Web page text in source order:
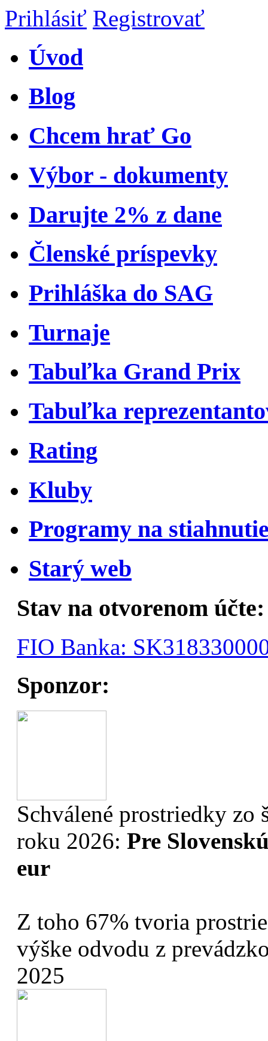
Prihlásiť Registrovať
Úvod
Blog
Chcem hrať Go
Výbor - dokumenty
Darujte 2% z dane
Členské príspevky
Prihláška do SAG
Turnaje
Tabuľka Grand Prix
Tabuľka
Rating
Kluby
Programy na
Starý web
Stav na otvorenom účte:
FIO Banka:
Sponzor:
Schválené prostriedky zo
roku 2026: Pre
eur
Z toho 67% tvoria
výške odvodu z
2025